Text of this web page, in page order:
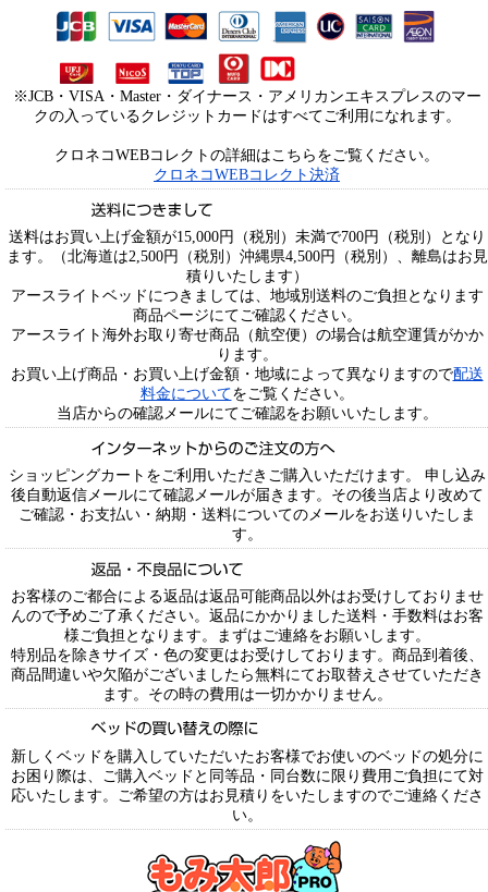
※JCB・VISA・Master・ダイナース・アメリカンエキスプレスのマー
クの入っているクレジットカードはすべてご利用になれます。
クロネコWEBコレクトの詳細はこちらをご覧ください。
クロネコWEBコレクト決済
送料はお買い上げ金額が15,000円（税別）未満で700円（税別）となり
ます。（北海道は2,500円（税別）沖縄県4,500円（税別）、離島はお見
積りいたします）
アースライトベッドにつきましては、地域別送料のご負担となります
商品ページにてご確認ください。
アースライト海外お取り寄せ商品（航空便）の場合は航空運賃がかか
ります。
お買い上げ商品・お買い上げ金額・地域によって異なりますので配送
料金についてをご覧ください。
当店からの確認メールにてご確認をお願いいたします。
ショッピングカートをご利用いただきご購入いただけます。 申し込み
後自動返信メールにて確認メールが届きます。その後当店より改めて
ご確認・お支払い・納期・送料についてのメールをお送りいたしま
す。
お客様のご都合による返品は返品可能商品以外はお受けしておりませ
んので予めご了承ください。返品にかかりました送料・手数料はお客
様ご負担となります。まずはご連絡をお願いします。
特別品を除きサイズ・色の変更はお受けしております。商品到着後、
商品間違いや欠陥がございましたら無料にてお取替えさせていただき
ます。その時の費用は一切かかりません。
新しくベッドを購入していただいたお客様でお使いのベッドの処分に
お困り際は、ご購入ベッドと同等品・同台数に限り費用ご負担にて対
応いたします。ご希望の方はお見積りをいたしますのでご連絡くださ
い。